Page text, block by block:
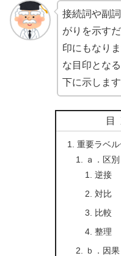
接続詞や副
がりを示す
印にもなり
な目印とな
下に示します
目
重要ラベ
ａ．区別
逆接
対比
比較
整理
ｂ．因果